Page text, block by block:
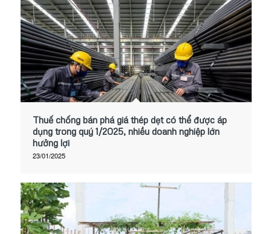
Thuế chống bán phá giá thép dẹt có thể được áp
dụng trong quý 1/2025, nhiều doanh nghiệp lớn
hưởng lợi
23/01/2025